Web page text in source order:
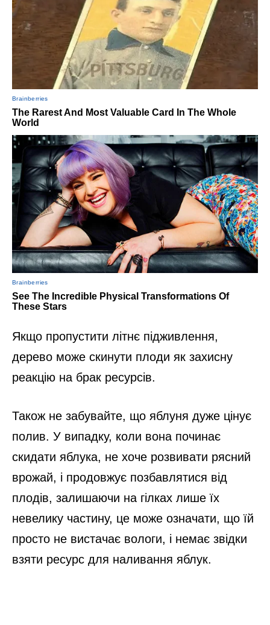
Якщо пропустити літнє підживлення,
дерево може скинути плоди як захисну
реакцію на брак ресурсів.
Також не забувайте, що яблуня дуже цінує
полив. У випадку, коли вона починає
скидати яблука, не хоче розвивати рясний
врожай, і продовжує позбавлятися від
плодів, залишаючи на гілках лише їх
невелику частину, це може означати, що їй
просто не вистачає вологи, і немає звідки
взяти ресурс для наливання яблук.